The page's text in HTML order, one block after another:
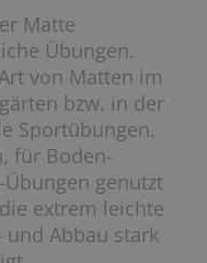
Matte
Übungen.
von Matten im
bzw. in der
Sportübungen.
für Boden-
genutzt
extrem leichte
und Abbau stark